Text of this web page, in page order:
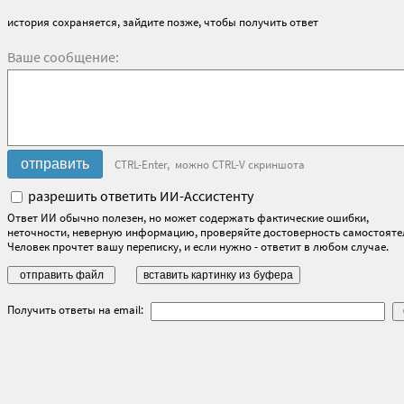
история сохраняется, зайдите позже, чтобы получить ответ
Ваше сообщение:
CTRL-Enter, можно CTRL-V скриншота
разрешить ответить ИИ-Ассистенту
Ответ ИИ обычно полезен, но может содержать фактические ошибки,
неточности, неверную информацию, проверяйте достоверность
Человек прочтет вашу переписку, и если нужно - ответит в любом случае.
Получить ответы на email: